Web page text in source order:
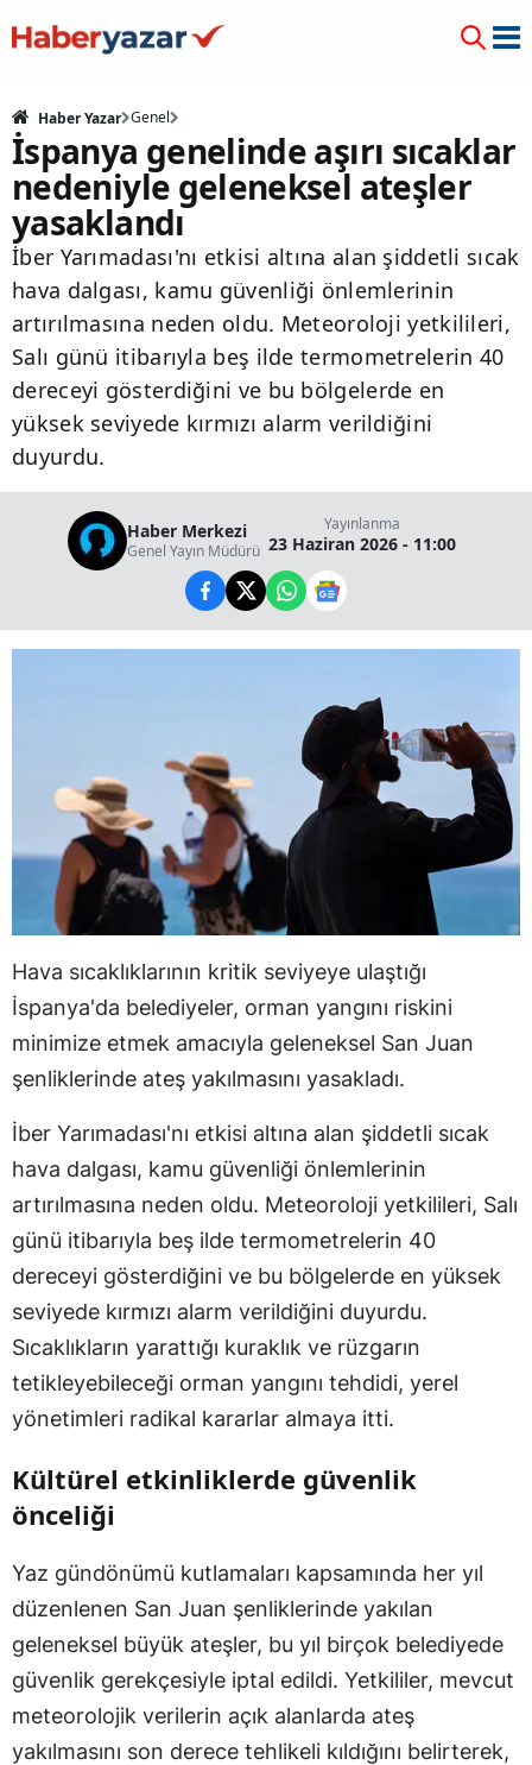
Haber Yazar Genel
İspanya genelinde aşırı sıcaklar
nedeniyle geleneksel ateşler
yasaklandı
İber Yarımadası'nı etkisi altına alan şiddetli sıcak
hava dalgası, kamu güvenliği önlemlerinin
artırılmasına neden oldu. Meteoroloji yetkilileri,
Salı günü itibarıyla beş ilde termometrelerin 40
dereceyi gösterdiğini ve bu bölgelerde en
yüksek seviyede kırmızı alarm verildiğini
duyurdu.
Haber Merkezi
Genel Yayın Müdürü
Yayınlanma
23 Haziran 2026 - 11:00
Hava sıcaklıklarının kritik seviyeye ulaştığı
İspanya'da belediyeler, orman yangını riskini
minimize etmek amacıyla geleneksel San Juan
şenliklerinde ateş yakılmasını yasakladı.
İber Yarımadası'nı etkisi altına alan şiddetli sıcak
hava dalgası, kamu güvenliği önlemlerinin
artırılmasına neden oldu. Meteoroloji yetkilileri, Salı
günü itibarıyla beş ilde termometrelerin 40
dereceyi gösterdiğini ve bu bölgelerde en yüksek
seviyede kırmızı alarm verildiğini duyurdu.
Sıcaklıkların yarattığı kuraklık ve rüzgarın
tetikleyebileceği orman yangını tehdidi, yerel
yönetimleri radikal kararlar almaya itti.
Kültürel etkinliklerde güvenlik
önceliği
Yaz gündönümü kutlamaları kapsamında her yıl
düzenlenen San Juan şenliklerinde yakılan
geleneksel büyük ateşler, bu yıl birçok belediyede
güvenlik gerekçesiyle iptal edildi. Yetkililer, mevcut
meteorolojik verilerin açık alanlarda ateş
yakılmasını son derece tehlikeli kıldığını belirterek,